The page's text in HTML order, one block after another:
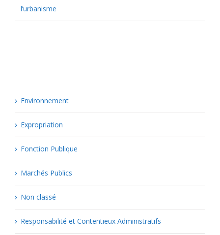
l’urbanisme
Environnement
Expropriation
Fonction Publique
Marchés Publics
Non classé
Responsabilité et Contentieux Administratifs